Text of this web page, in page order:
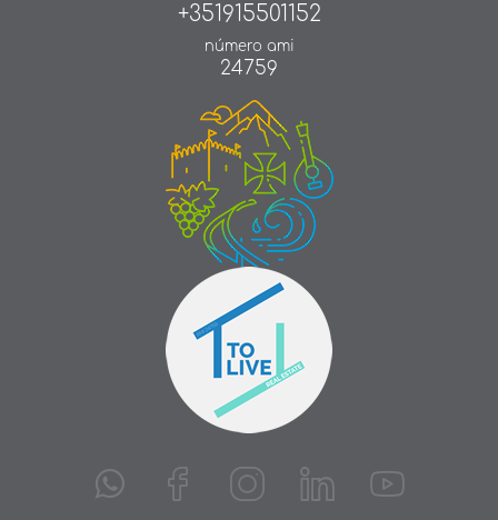
+351915501152
número ami
24759